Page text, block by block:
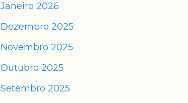
Janeiro 2026
Dezembro 2025
Novembro 2025
Outubro 2025
Setembro 2025